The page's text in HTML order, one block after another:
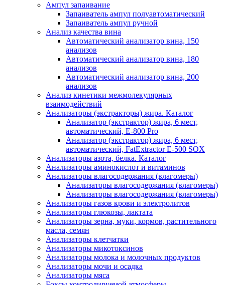
Ампул запаивание
Запаиватель ампул полуавтоматический
Запаиватель ампул ручной
Анализ качества вина
Автоматический анализатор вина, 150
анализов
Автоматический анализатор вина, 180
анализов
Автоматический анализатор вина, 200
анализов
Анализ кинетики межмолекулярных
взаимодействий
Анализаторы (экстракторы) жира. Каталог
Анализатор (экстрактор) жира, 6 мест,
автоматический, E-800 Pro
Анализатор (экстрактор) жира, 6 мест,
автоматический, FatExtractor E-500 SOX
Анализаторы азота, белка. Каталог
Анализаторы аминокислот и витаминов
Анализаторы влагосодержания (влагомеры)
Анализаторы влагосодержания (влагомеры)
Анализаторы влагосодержания (влагомеры)
Анализаторы газов крови и электролитов
Анализаторы глюкозы, лактата
Анализаторы зерна, муки, кормов, растительного
масла, семян
Анализаторы клетчатки
Анализаторы микотоксинов
Анализаторы молока и молочных продуктов
Анализаторы мочи и осадка
Анализаторы мяса